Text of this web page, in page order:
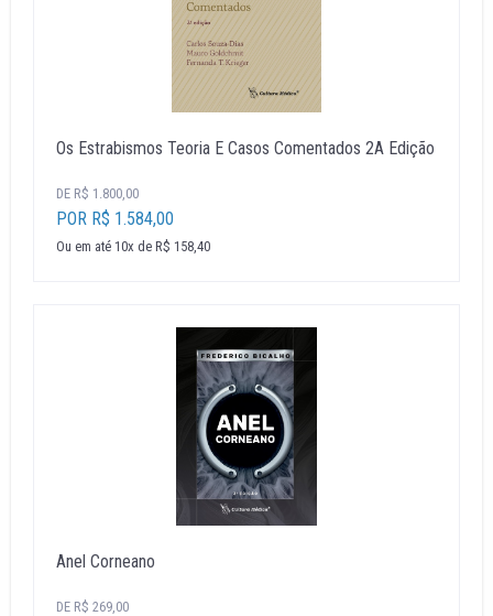
Os Estrabismos Teoria E Casos Comentados 2A Edição
DE R$ 1.800,00
POR R$ 1.584,00
Ou em até 10x de R$ 158,40
Anel Corneano
DE R$ 269,00